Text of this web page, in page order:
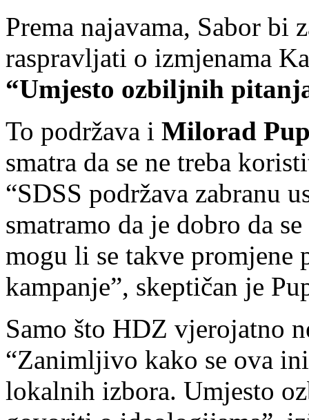
Prema najavama, Sabor bi
raspravljati o izmjenama
“Umjesto ozbiljnih
To podržava i Milorad
smatra da se ne treba
“SDSS podržava zabranu
smatramo da je dobro da
mogu li se takve promjene
kampanje”, skeptičan je
Samo što HDZ vjerojatno
“Zanimljivo kako se ova
lokalnih izbora. Umjesto